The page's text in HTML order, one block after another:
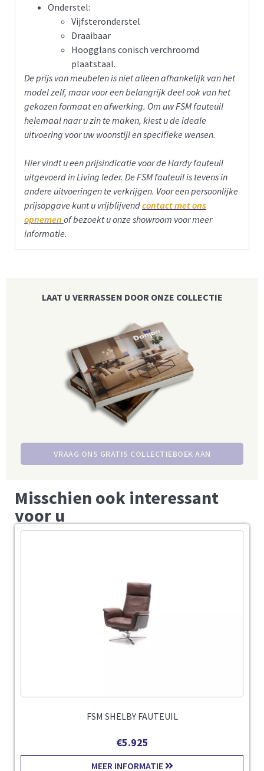
Onderstel:
Vijfsteronderstel
Draaibaar
Hoogglans conisch verchroomd
plaatstaal.
De prijs van meubelen is niet alleen afhankelijk van het
model zelf, maar voor een belangrijk deel ook van het
gekozen formaat en afwerking. Om uw FSM fauteuil
helemaal naar u zin te maken, kiest u de ideale
uitvoering voor uw woonstijl en specifieke wensen.
Hier vindt u een prijsindicatie voor de Hardy fauteuil
uitgevoerd in Living leder. De FSM fauteuil is tevens in
andere uitvoeringen te verkrijgen. Voor een persoonlijke
prijsopgave kunt u vrijblijvendcontact met ons
opnemen of bezoekt u onze showroom voor meer
informatie.
LAAT U VERRASSEN DOOR ONZE COLLECTIE
VRAAG ONS GRATIS COLLECTIEBOEK AAN
Misschien ook interessant
voor u
FSM SHELBY FAUTEUIL
€5.925
MEER INFORMATIE